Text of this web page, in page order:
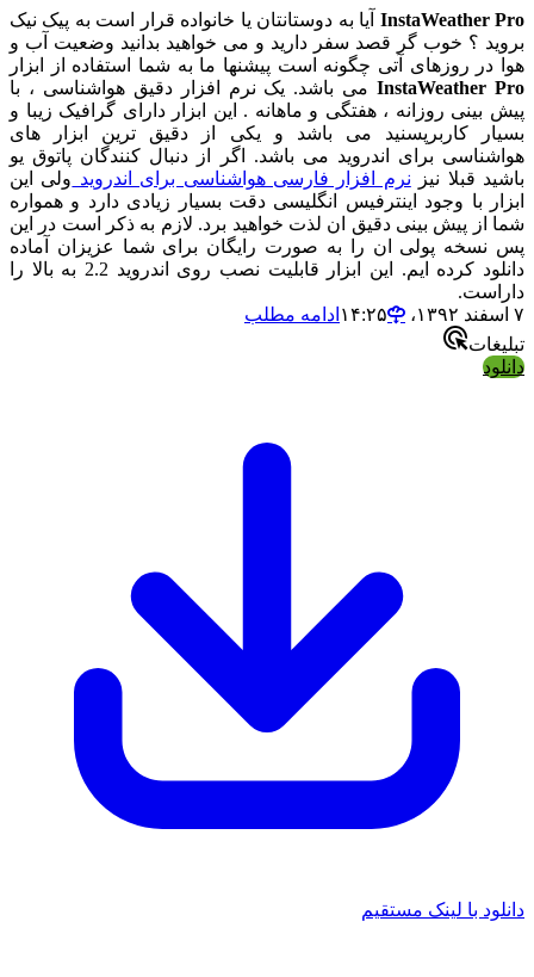
InstaWeather Pro آیا به دوستانتان یا خانواده قرار است به پیک نیک
بروید ؟ خوب گر قصد سفر دارید و می خواهید بدانید وضعیت آب و
هوا در روزهای آتی چگونه است پیشنها ما به شما استفاده از ابزار
InstaWeather Proمی باشد. یک نرم افزار دقیق هواشناسی ، با
پیش بینی روزانه ، هفتگی و ماهانه . این ابزار دارای گرافیک زیبا و
بسیار کاربرپسنید می باشد و یکی از دقیق ترین ابزار های
هواشناسی برای اندروید می باشد. اگر از دنبال کنندگان پاتوق یو
باشید قبلا نیز نرم افزار فارسی هواشناسی برای اندروید ولی این
ابزار با وجود اینترفیس انگلیسی دقت بسیار زیادی دارد و همواره
شما از پیش بینی دقیق ان لذت خواهید برد. لازم به ذکر است در این
پس نسخه پولی ان را به صورت رایگان برای شما عزیزان آماده
دانلود کرده ایم. این ابزار قابلیت نصب روی اندروید 2.2 به بالا را
داراست.
۷ اسفند ۱۳۹۲،‏ ۱۴:۲۵
ادامه مطلب
تبلیغات
دانلود
دانلود با لینک مستقیم